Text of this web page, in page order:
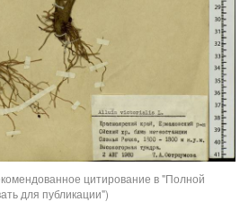
цитирование в "Полной
для публикации")